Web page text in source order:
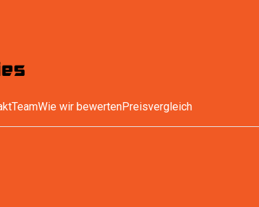
TeamWie wir bewertenPreisvergleich